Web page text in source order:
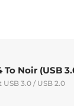
Noir (USB
3.0 / USB 2.0